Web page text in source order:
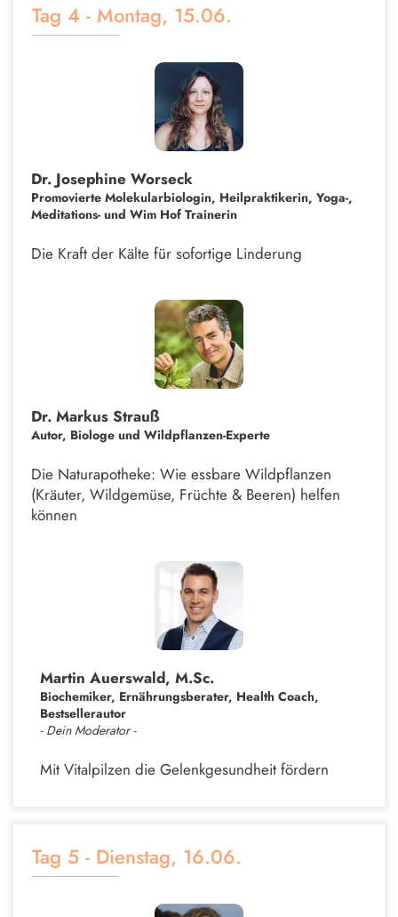
Tag 4 - Montag, 15.06.
Dr. Josephine Worseck
Promovierte Molekularbiologin, Heilpraktikerin, Yoga-,
Meditations- und Wim Hof Trainerin
Die Kraft der Kälte für sofortige Linderung
Dr. Markus Strauß
Autor, Biologe und Wildpflanzen-Experte
Die Naturapotheke: Wie essbare Wildpflanzen
(Kräuter, Wildgemüse, Früchte & Beeren) helfen
können
Martin Auerswald, M.Sc.
Biochemiker, Ernährungsberater, Health Coach,
Bestsellerautor
- Dein Moderator -
Mit Vitalpilzen die Gelenkgesundheit fördern
Tag 5 - Dienstag, 16.06.